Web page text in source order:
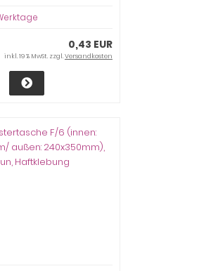
0,43 EUR
inkl. 19 % MwSt. zzgl.Versandkosten